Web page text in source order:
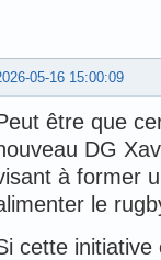
05-16 15:00:09
être que
DG
à former
le
cette